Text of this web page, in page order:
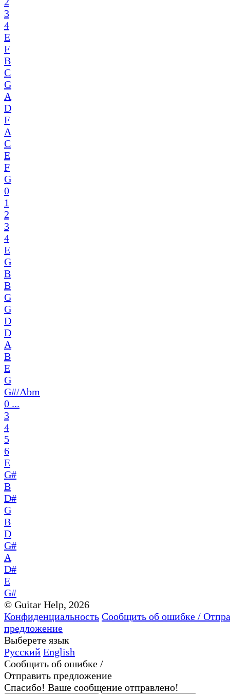
3
4
E
F
B
C
G
A
D
F
A
C
E
F
G
0
1
2
3
4
E
G
B
B
G
G
D
D
A
B
E
G
G#/Abm
0 ...
3
4
5
6
E
G#
B
D#
G
B
D
G#
A
D#
E
G#
© Guitar Help, 2026
Конфиденциальность Сообщить об ошибке /
предложение
Выберете язык
Русский English
Сообщить об ошибке /
Отправить предложение
Спасибо! Ваше сообщение отправлено!